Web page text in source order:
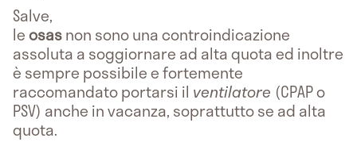
Salve,
leosasnon sono una controindicazione
assoluta a soggiornare ad alta quota ed inoltre
è sempre possibile e fortemente
raccomandato portarsi il ventilatore (CPAP o
PSV) anche in vacanza, soprattutto se ad alta
quota.